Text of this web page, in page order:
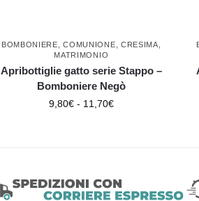
BOMBONIERE ,COMUNIONE CRESIMA
MATRIMONIO
Apribottiglie gatto serie Stappo –
Bomboniere Negò
9,80€ - 11,70€